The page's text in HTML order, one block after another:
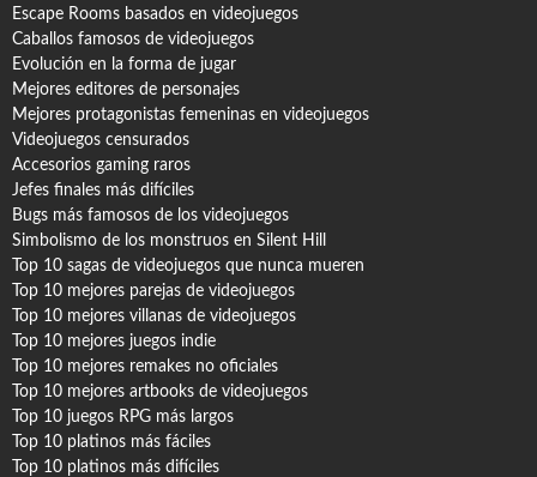
Escape Rooms basados en videojuegos
Caballos famosos de videojuegos
Evolución en la forma de jugar
Mejores editores de personajes
Mejores protagonistas femeninas en videojuegos
Videojuegos censurados
Accesorios gaming raros
Jefes finales más difíciles
Bugs más famosos de los videojuegos
Simbolismo de los monstruos en Silent Hill
Top 10 sagas de videojuegos que nunca mueren
Top 10 mejores parejas de videojuegos
Top 10 mejores villanas de videojuegos
Top 10 mejores juegos indie
Top 10 mejores remakes no oficiales
Top 10 mejores artbooks de videojuegos
Top 10 juegos RPG más largos
Top 10 platinos más fáciles
Top 10 platinos más difíciles